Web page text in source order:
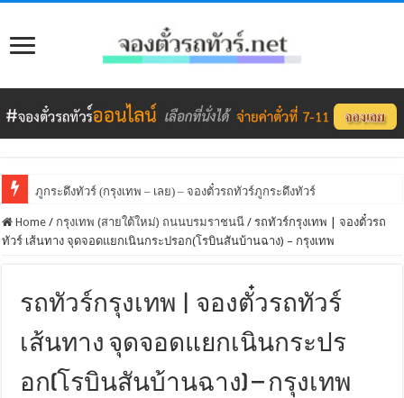
ภูกระดึงทัวร์ (กรุงเทพ – เลย) – จองตั๋วรถทัวร์ภูกระดึงทัวร์
Home / กรุงเทพ (สายใต้ใหม่) ถนนบรมราชนนี / รถทัวร์กรุงเทพ | จองตั๋วรถ
ทัวร์ เส้นทาง จุดจอดแยกเนินกระปรอก(โรบินสันบ้านฉาง) – กรุงเทพ
รถทัวร์กรุงเทพ | จองตั๋วรถทัวร์
เส้นทาง จุดจอดแยกเนินกระปร
อก(โรบินสันบ้านฉาง) – กรุงเทพ